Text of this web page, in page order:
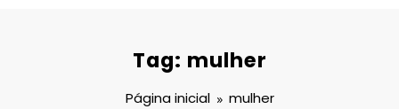
Tag: mulher
Página inicial mulher